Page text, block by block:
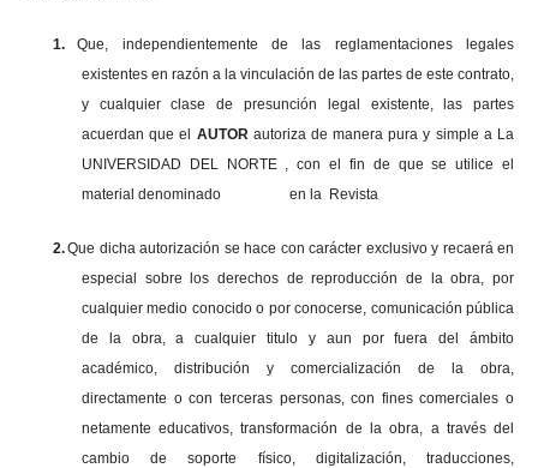
1.
Que, independientemente de las reglamentaciones legales
existentes en razón a la vinculación de las partes de este contrato,
y cualquier clase de presunción legal existente, las partes
acuerdan que el AUTOR autoriza de manera pura y simple a La
UNIVERSIDAD DEL NORTE , con el fin de que se utilice el
material denominado en la Revista
2.Que dicha autorización se hace con carácter exclusivo y recaerá en
especial sobre los derechos de reproducción de la obra, por
cualquier medio conocido o por conocerse, comunicación pública
de la obra, a cualquier titulo y aun por fuera del ámbito
académico, distribución y comercialización de la obra,
directamente o con terceras personas, con fines comerciales o
netamente educativos, transformación de la obra, a través del
cambio de soporte físico, digitalización, traducciones,